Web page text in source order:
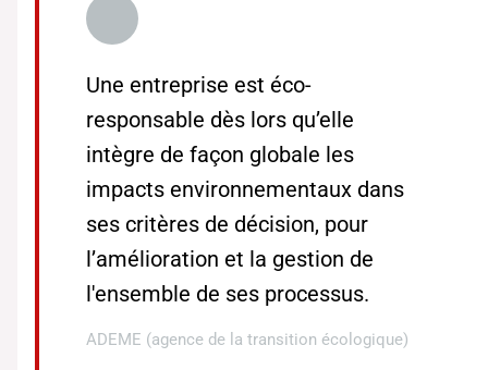
Une entreprise est éco-
responsable dès lors qu’elle
intègre de façon globale les
impacts environnementaux dans
ses critères de décision, pour
l’amélioration et la gestion de
l'ensemble de ses processus.
ADEME (agence de la transition écologique)